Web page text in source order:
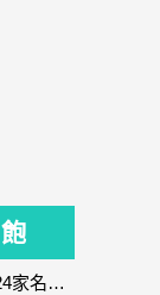
2024年菜預購、年菜宅配外帶，24家名店年菜推薦整理，圍爐輕鬆上菜團圓趣